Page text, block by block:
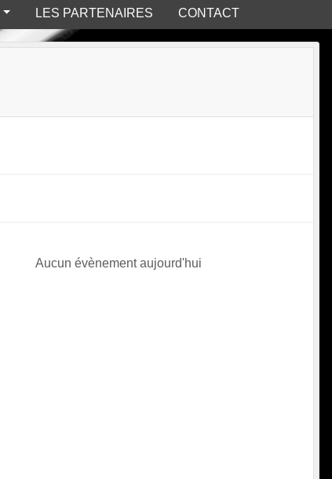
LES PARTENAIRES CONTACT
Aucun évènement aujourd'hui